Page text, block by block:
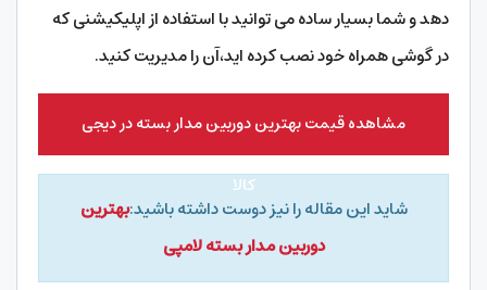
دهد و شما بسیار ساده می توانید با استفاده از اپلیکیشنی که
در گوشی همراه خود نصب کرده اید،آن را مدیریت کنید.
مشاهده قیمت بهترین دوربین مدار بسته در دیجی
کالا
شاید این مقاله را نیز دوست داشته باشید:بهترین
دوربین مدار بسته لامپی